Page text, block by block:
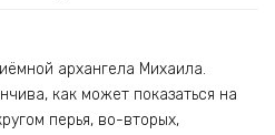
архангела Михаила.
как может показаться на
перья, во-вторых,